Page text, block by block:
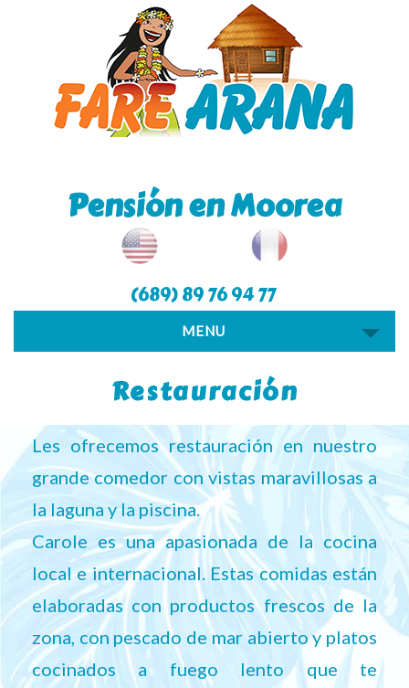
Pensión en Moorea
(689) 89 76 94 77
MENU
Restauración
Les ofrecemos restauración en nuestro
grande comedor con vistas maravillosas a
la laguna y la piscina.
Carole es una apasionada de la cocina
local e internacional. Estas comidas están
elaboradas con productos frescos de la
zona, con pescado de mar abierto y platos
cocinados a fuego lento que te